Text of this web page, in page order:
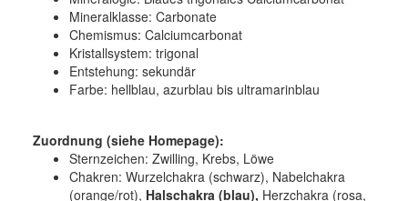
Mineralklasse: Carbonate
Chemismus: Calciumcarbonat
Kristallsystem: trigonal
Entstehung: sekundär
Farbe: hellblau, azurblau bis ultramarinblau
Zuordnung (siehe Homepage):
Sternzeichen: Zwilling, Krebs, Löwe
Chakren: Wurzelchakra (schwarz), Nabelchakra
(orange/rot), Halschakra (blau), Herzchakra (rosa,